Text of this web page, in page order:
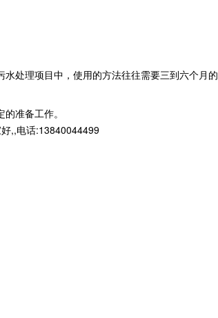
处理项目中，使用的方法往往需要三到六个月的
准备工作。
,,电话:13840044499